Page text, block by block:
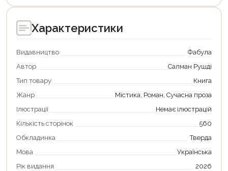
Характеристики
Видавництво
Фабула
Автор
Салман Рушді
Тип товару
Книга
Жанр
Містика, Роман, Сучасна проза
Ілюстрації
Немає ілюстрацій
Кількість сторінок
560
Обкладинка
Тверда
Мова
Українська
Рік видання
2026